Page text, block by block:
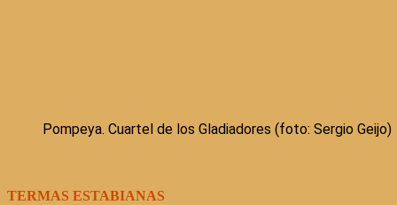
Pompeya. Cuartel de los Gladiadores (foto: Sergio Geijo)
TERMAS ESTABIANAS